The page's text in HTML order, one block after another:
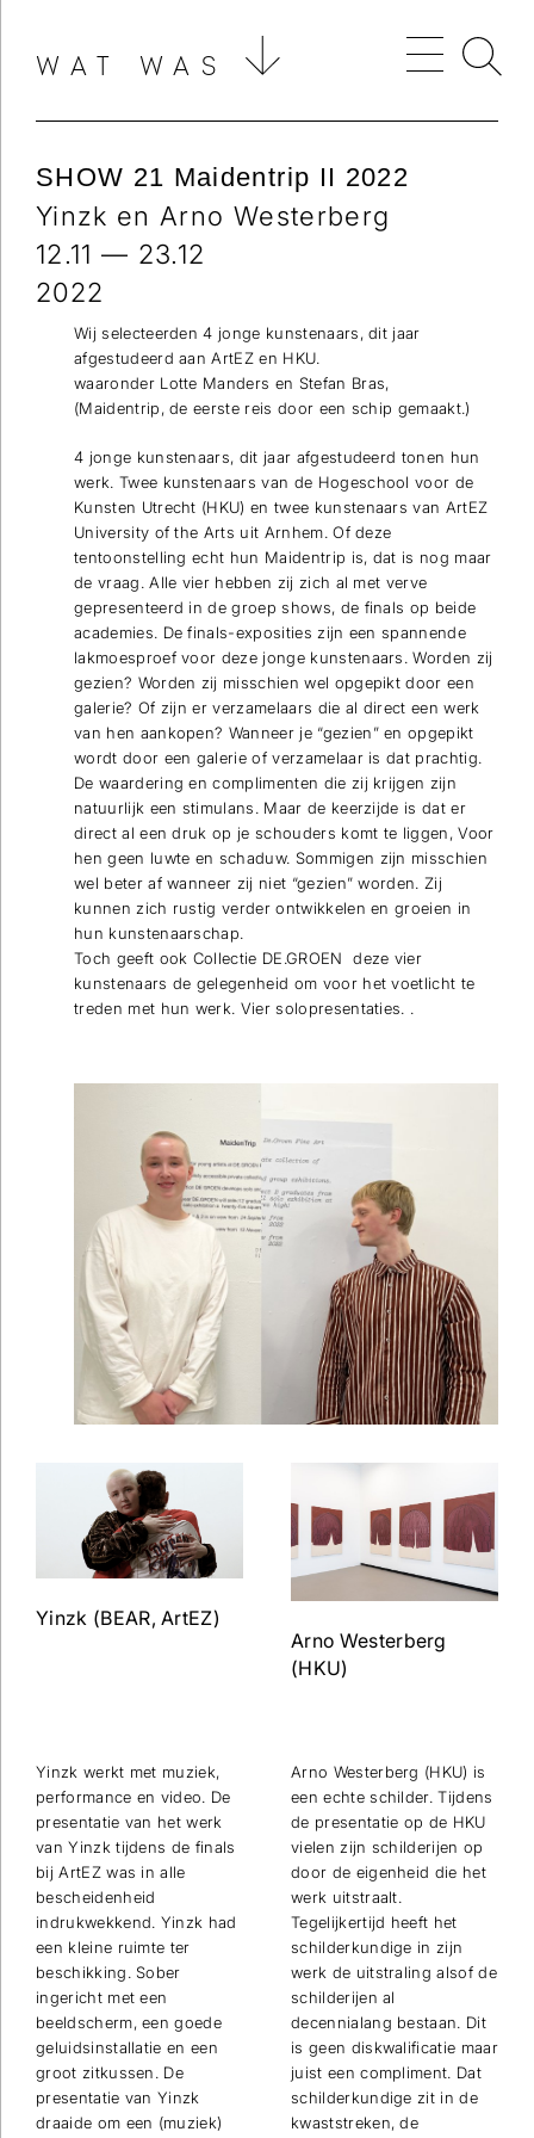
WAT WAS
SHOW 21 Maidentrip II 2022
Yinzk en Arno Westerberg
12.11 — 23.12
2022
Wij selecteerden 4 jonge kunstenaars, dit jaar
afgestudeerd aan ArtEZ en HKU.
waaronder Lotte Manders en Stefan Bras,
(Maidentrip, de eerste reis door een schip gemaakt.)
4 jonge kunstenaars, dit jaar afgestudeerd tonen hun
werk. Twee kunstenaars van de Hogeschool voor de
Kunsten Utrecht (HKU) en twee kunstenaars van ArtEZ
University of the Arts uit Arnhem. Of deze
tentoonstelling echt hun Maidentrip is, dat is nog maar
de vraag. Alle vier hebben zij zich al met verve
gepresenteerd in de groep shows, de finals op beide
academies. De finals-exposities zijn een spannende
lakmoesproef voor deze jonge kunstenaars. Worden zij
gezien? Worden zij misschien wel opgepikt door een
galerie? Of zijn er verzamelaars die al direct een werk
van hen aankopen? Wanneer je “gezien” en opgepikt
wordt door een galerie of verzamelaar is dat prachtig.
De waardering en complimenten die zij krijgen zijn
natuurlijk een stimulans. Maar de keerzijde is dat er
direct al een druk op je schouders komt te liggen, Voor
hen geen luwte en schaduw. Sommigen zijn misschien
wel beter af wanneer zij niet “gezien” worden. Zij
kunnen zich rustig verder ontwikkelen en groeien in
hun kunstenaarschap.
Toch geeft ook Collectie DE.GROEN deze vier
kunstenaars de gelegenheid om voor het voetlicht te
treden met hun werk. Vier solopresentaties. .
Yinzk (BEAR, ArtEZ)
Arno Westerberg
(HKU)
Yinzk werkt met muziek,
performance en video. De
presentatie van het werk
van Yinzk tijdens de finals
bij ArtEZ was in alle
bescheidenheid
indrukwekkend. Yinzk had
een kleine ruimte ter
beschikking. Sober
ingericht met een
beeldscherm, een goede
geluidsinstallatie en een
groot zitkussen. De
presentatie van Yinzk
draaide om een (muziek)
Arno Westerberg (HKU) is
een echte schilder. Tijdens
de presentatie op de HKU
vielen zijn schilderijen op
door de eigenheid die het
werk uitstraalt.
Tegelijkertijd heeft het
schilderkundige in zijn
werk de uitstraling alsof de
schilderijen al
decennialang bestaan. Dit
is geen diskwalificatie maar
juist een compliment. Dat
schilderkundige zit in de
kwaststreken, de